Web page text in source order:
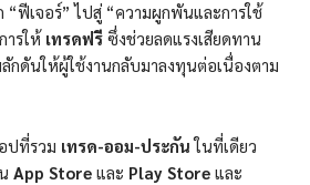
ฟีเจอร์” ไปสู่ “ความผูกพันและการใช้
ารให้ เทรดฟรี ซึ่งช่วยลดแรงเสียดทาน
กดันให้ผู้ใช้งานกลับมาลงทุนต่อเนื่องตาม
ปที่รวม เทรด-ออม-ประกันในที่เดียว
App Store และ Play Store และ